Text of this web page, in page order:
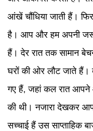
आंखें चौंधिया जाती हैं। फिर
है। आप और हम अपनी
हैं। देर रात तक सामान
घरों की ओर लौट जाते
गए हैं, जहां कल रात आपने
की थी। नजारा देखकर आप
सच्चाई हैं उस साप्ताहिक